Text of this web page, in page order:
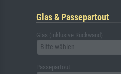
Glas & Passepartout
Glas (inklusive Rückwand)
Bitte wählen
Passepartout